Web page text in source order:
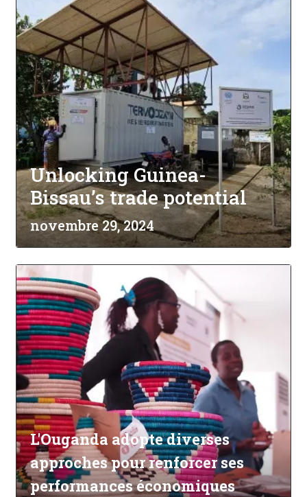
Unlocking Guinea-
Bissau’s trade potential
novembre 29, 2024
L'Ouganda adopte diverses
approches pour renforcer ses
performances économiques